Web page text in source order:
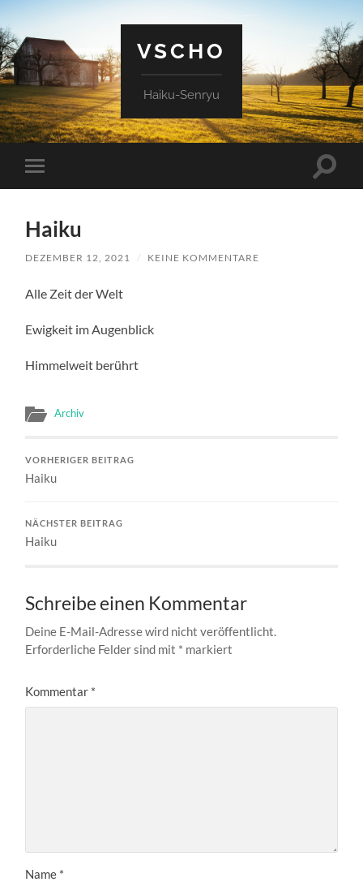
VSCHO
Haiku-Senryu
Mobile-
Menü
Haiku
DEZEMBER 12, 2021 / KEINE KOMMENTARE
Alle Zeit der Welt
Ewigkeit im Augenblick
Himmelweit berührt
Archiv
VORHERIGER BEITRAG
Haiku
NÄCHSTER BEITRAG
Haiku
Schreibe einen Kommentar
Deine E-Mail-Adresse wird nicht veröffentlicht.
Erforderliche Felder sind mit * markiert
Kommentar *
Name *